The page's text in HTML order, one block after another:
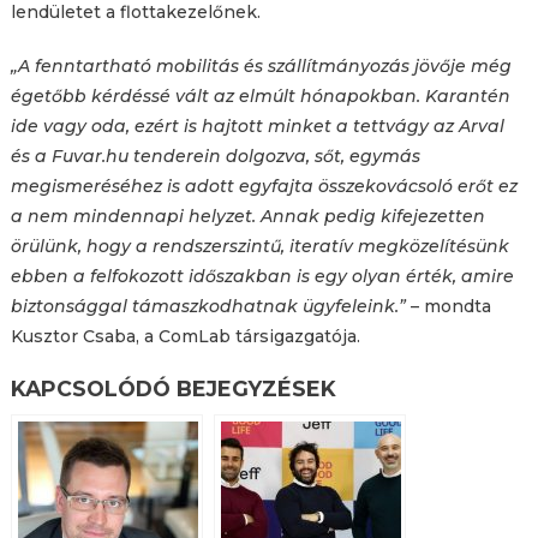
lendületet a flottakezelőnek.
„A fenntartható mobilitás és szállítmányozás jövője még
égetőbb kérdéssé vált az elmúlt hónapokban. Karantén
ide vagy oda, ezért is hajtott minket a tettvágy az Arval
és a Fuvar.hu tenderein dolgozva, sőt, egymás
megismeréséhez is adott egyfajta összekovácsoló erőt ez
a nem mindennapi helyzet. Annak pedig kifejezetten
örülünk, hogy a rendszerszintű, iteratív megközelítésünk
ebben a felfokozott időszakban is egy olyan érték, amire
biztonsággal támaszkodhatnak ügyfeleink.”– mondta
Kusztor Csaba, a ComLab társigazgatója.
KAPCSOLÓDÓ BEJEGYZÉSEK